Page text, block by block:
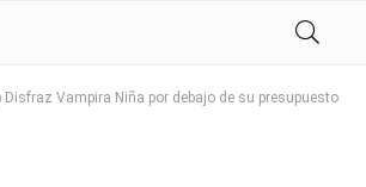
Disfraz Vampira Niña por debajo de su presupuesto